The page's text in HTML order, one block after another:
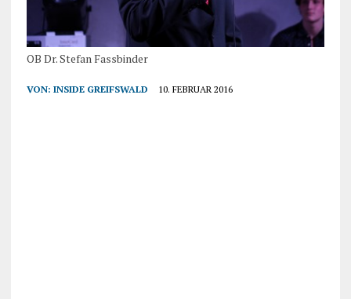
OB Dr. Stefan Fassbinder
VON: INSIDE GREIFSWALD 10. FEBRUAR 2016